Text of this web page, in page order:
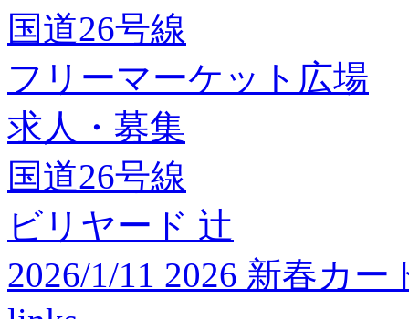
国道26号線
フリーマーケット広場
求人・募集
国道26号線
ビリヤード 辻
2026/1/11 2026 新春カ